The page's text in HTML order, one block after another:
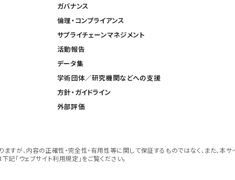
ガバナンス
倫理・コンプライアンス
サプライチェーンマネジメント
活動報告
データ集
学術団体／研究機関などへの支援
方針・ガイドライン
外部評価
が、内容の正確性・完全性・有用性等に関して保証するものではなく、また、本
「ウェブサイト利用規定」をご覧ください。